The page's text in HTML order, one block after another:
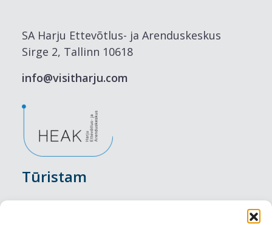
SA Harju Ettevõtlus- ja Arenduskeskus
Sirge 2, Tallinn 10618
info@visitharju.com
Tūristam